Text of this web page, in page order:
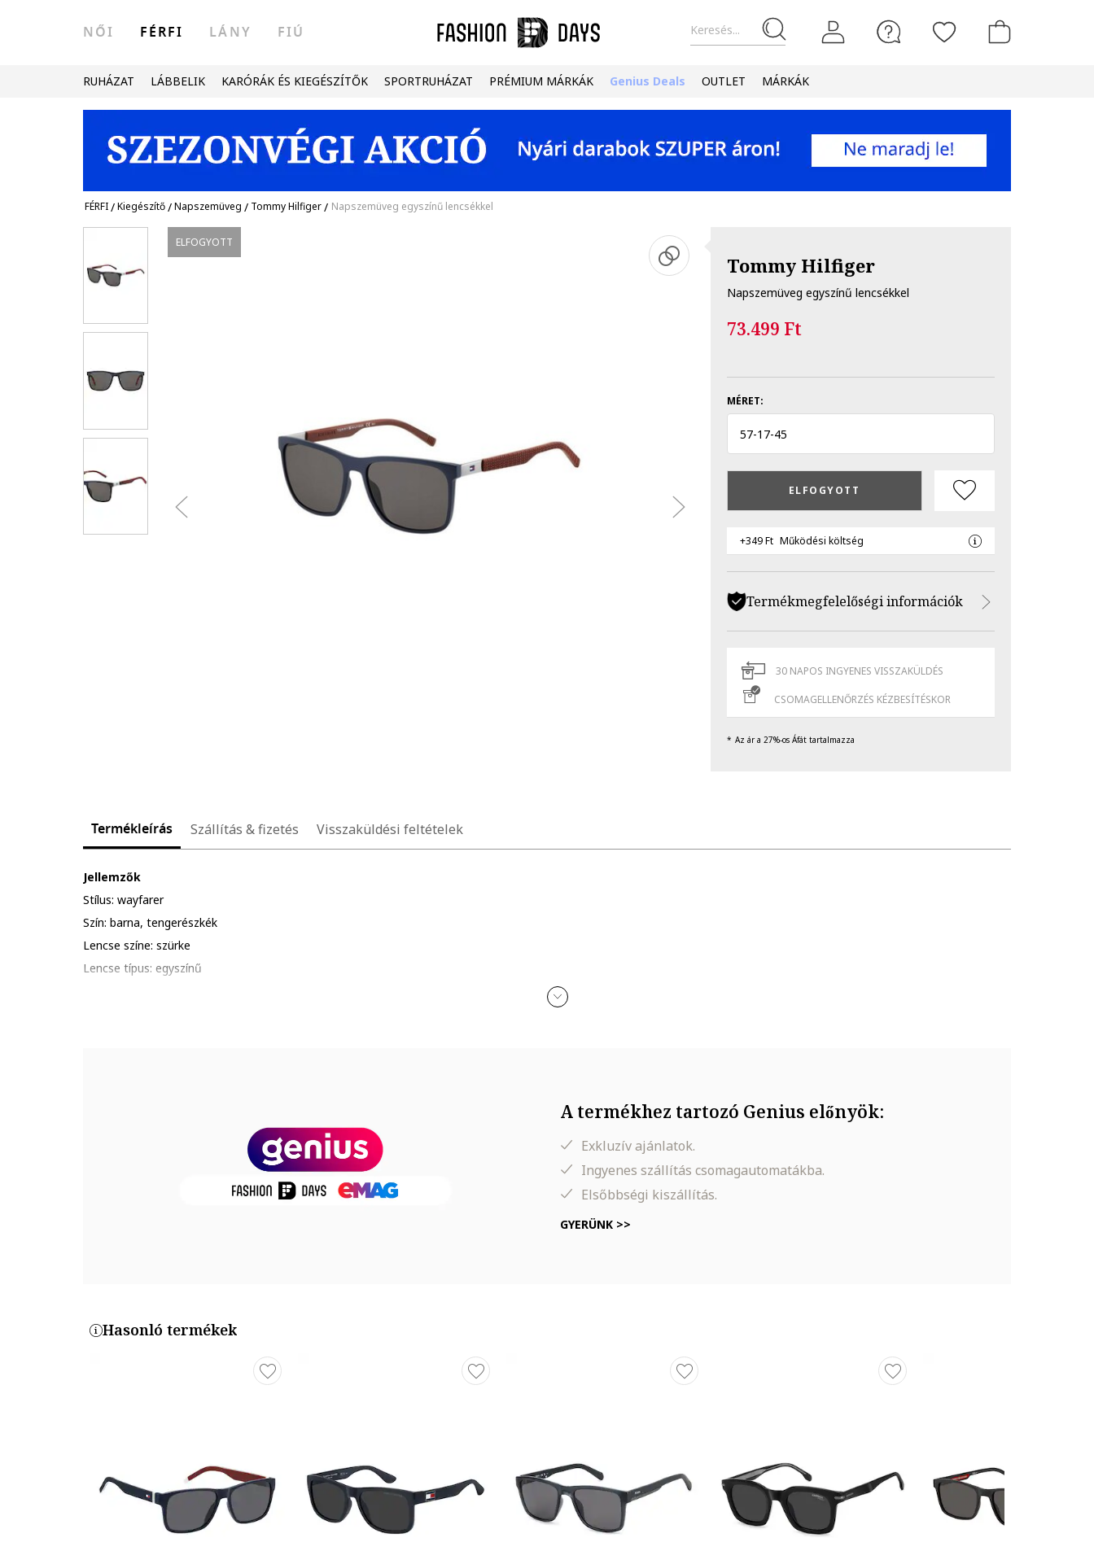
Keresés...
NŐI FÉRFI LÁNY FIÚ
RUHÁZAT LÁBBELIK KARÓRÁK ÉS KIEGÉSZÍTŐK SPORTRUHÁZAT PRÉMIUM MÁRKÁK Genius Deals OUTLET MÁRKÁK
FÉRFI/Kiegészítő/Napszemüveg / Tommy Hilfiger/ Napszemüveg egyszínű lencsékkel
ELFOGYOTT
Tommy Hilfiger
Napszemüveg egyszínű lencsékkel
73.499 Ft
MÉRET:
57-17-45
ELFOGYOTT
+349 Ft Működési költség
Termékmegfelelőségi információk
30 NAPOS INGYENES VISSZAKÜLDÉS
CSOMAGELLENŐRZÉS KÉZBESÍTÉSKOR
Az ár a 27%-os Áfát tartalmazza
Termékleírás Szállítás & fizetés Visszaküldési feltételek
Jellemzők
Stílus: wayfarer
Szín: barna, tengerészkék
Lencse színe: szürke
Lencse típus: egyszínű
TH-1445-S-LCN
A termékhez tartozó Genius előnyök:
Exkluzív ajánlatok.
Ingyenes szállítás csomagautomatákba.
Elsőbbségi kiszállítás.
GYERÜNK >>
Hasonló termékek